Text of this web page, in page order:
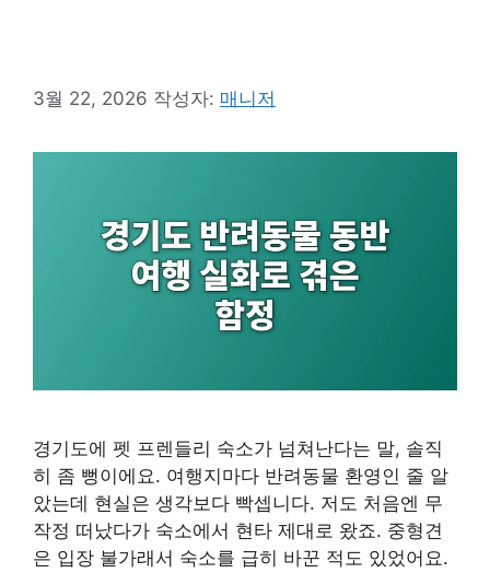
3월 22, 2026 작성자: 매니저
경기도에 펫 프렌들리 숙소가 넘쳐난다는 말, 솔직
히 좀 뻥이에요. 여행지마다 반려동물 환영인 줄 알
았는데 현실은 생각보다 빡셉니다. 저도 처음엔 무
작정 떠났다가 숙소에서 현타 제대로 왔죠. 중형견
은 입장 불가래서 숙소를 급히 바꾼 적도 있었어요.